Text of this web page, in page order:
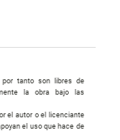
tanto son libres de
la obra bajo las
el autor o el licenciante
el uso que hace de